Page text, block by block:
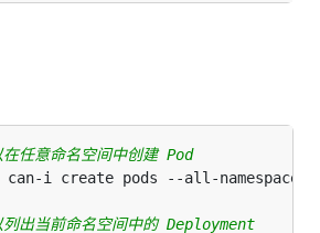
任意命名空间中创建 Pod
出当前命名空间中的 Deployment